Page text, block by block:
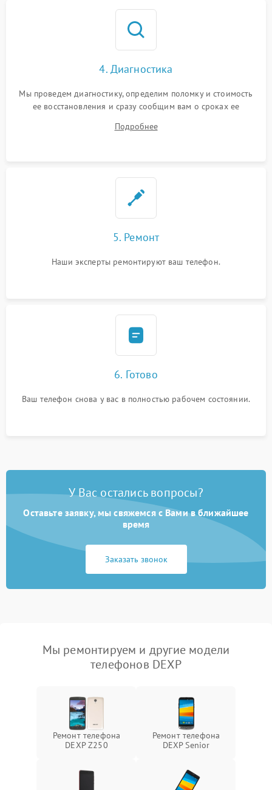
4. Диагностика
Мы проведем диагностику, определим поломку и стоимость
ее восстановления и сразу сообщим вам о сроках ее
Подробнее
5. Ремонт
Наши эксперты ремонтируют ваш телефон.
6. Готово
Ваш телефон снова у вас в полностью рабочем состоянии.
У Вас остались вопросы?
Оставьте заявку, мы свяжемся с Вами в ближайшее
время
Заказать звонок
Мы ремонтируем и другие модели
телефонов DEXP
Ремонт телефона
DEXP Z250
Ремонт телефона
DEXP Senior